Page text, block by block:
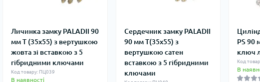
Личинка замку PALADII 90
мм Т (35x55) з вертушкою
жовта зі вставкою з 5
гібридними ключами
Код товару: ПЦ039
В наявності
Сердечник замку PALADII
90 мм Т(35x55) з
вертушкою сатен
вставкою з 5 гібридними
ключами
PS 90
ключ
Код
В